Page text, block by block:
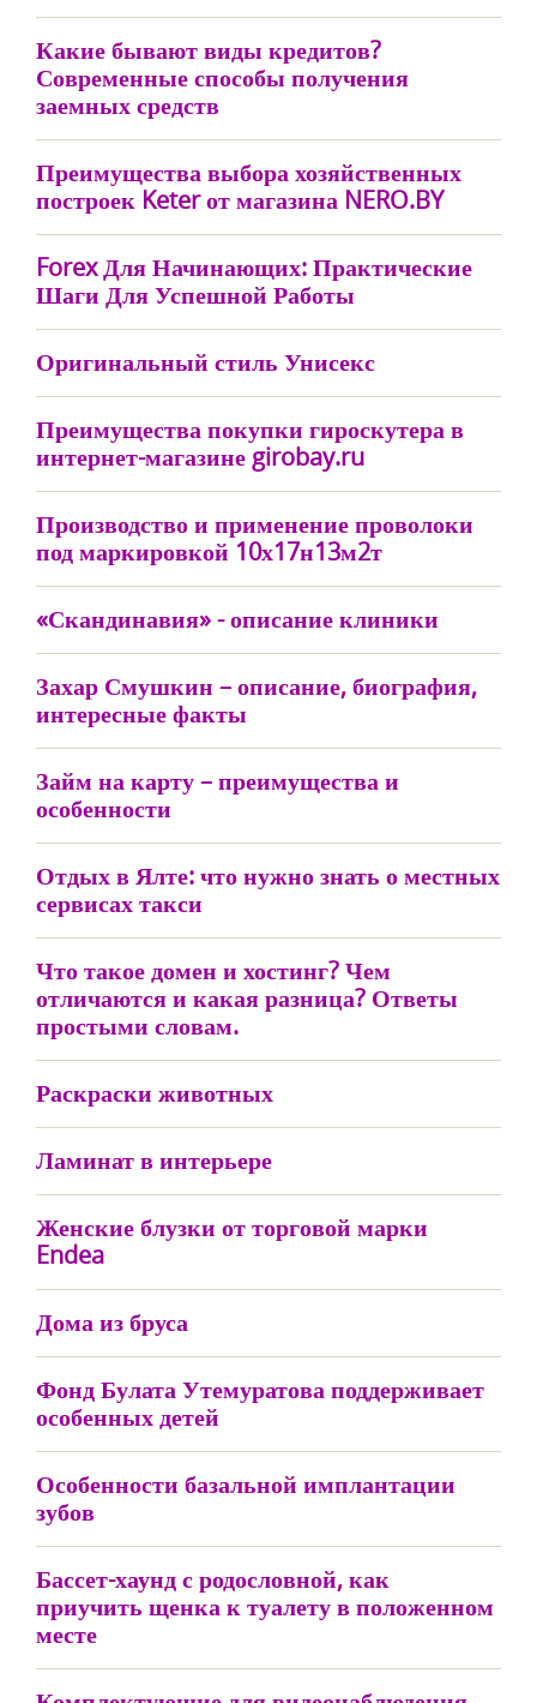
Какие бывают виды кредитов?
Современные способы получения
заемных средств
Преимущества выбора хозяйственных
построек Keter от магазина NERO.BY
Forex Для Начинающих: Практические
Шаги Для Успешной Работы
Оригинальный стиль Унисекс
Преимущества покупки гироскутера в
интернет-магазине girobay.ru
Производство и применение проволоки
под маркировкой 10х17н13м2т
«Скандинавия» - описание клиники
Захар Смушкин – описание, биография,
интересные факты
Займ на карту – преимущества и
особенности
Отдых в Ялте: что нужно знать о местных
сервисах такси
Что такое домен и хостинг? Чем
отличаются и какая разница? Ответы
простыми словам.
Раскраски животных
Ламинат в интерьере
Женские блузки от торговой марки
Endea
Дома из бруса
Фонд Булата Утемуратова поддерживает
особенных детей
Особенности базальной имплантации
зубов
Бассет-хаунд с родословной, как
приучить щенка к туалету в положенном
месте